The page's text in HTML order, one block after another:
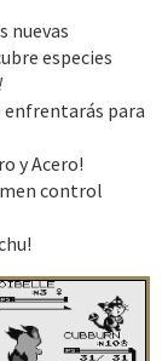
nuevas
especies
enfrentarás para
y Acero!
control